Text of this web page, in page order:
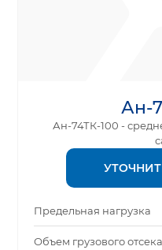
Ан-
Ан-74ТК-100 -
Предельная нагрузка
Объем грузового отсека